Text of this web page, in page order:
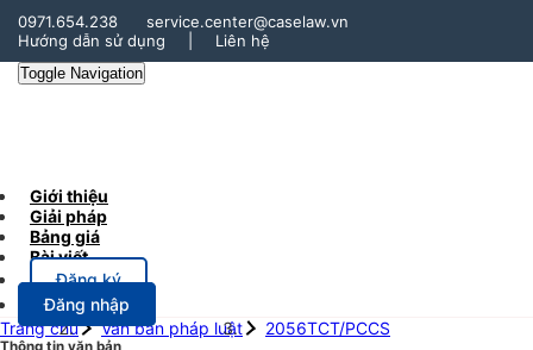
0971.654.238
service.center@caselaw.vn
Hướng dẫn sử dụng
Liên hệ
Toggle Navigation
Giới thiệu
Giải pháp
Bảng giá
Bài viết
Đăng ký
Đăng nhập
Trang chủ
Văn bản pháp luật 2056TCT/PCCS
Thông tin văn bản